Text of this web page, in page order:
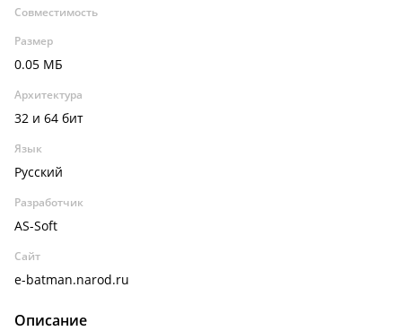
Совместимость
Размер
0.05 МБ
Архитектура
32 и 64 бит
Язык
Русский
Разработчик
AS-Soft
Сайт
e-batman.narod.ru
Описание